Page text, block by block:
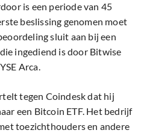
is een periode van 45
beslissing genomen moet
sluit aan bij een
ingediend is door Bitwise
Arca.
tegen Coindesk dat hij
een Bitcoin ETF. Het bedrijf
toezichthouders en andere